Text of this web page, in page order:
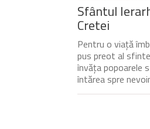
Sfântul
Cretei
Pentru o viață
pus preot al
învăța popoarele
întărea spre